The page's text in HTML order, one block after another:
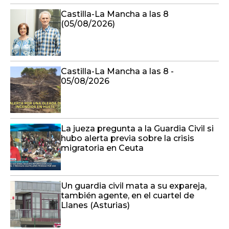
Castilla-La Mancha a las 8
(05/08/2026)
Castilla-La Mancha a las 8 -
05/08/2026
La jueza pregunta a la Guardia Civil si
hubo alerta previa sobre la crisis
migratoria en Ceuta
Un guardia civil mata a su expareja,
también agente, en el cuartel de
Llanes (Asturias)